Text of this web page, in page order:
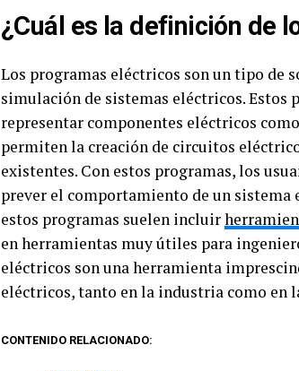
¿Cuál es la definición de
Los programas eléctricos son un tipo de
simulación de sistemas eléctricos.
representar componentes eléctricos
permiten la creación de circuitos
existentes. Con estos programas, los
prever el comportamiento de un sistema
estos programas suelen incluir
en herramientas muy útiles para
eléctricos son una herramienta
eléctricos, tanto en la industria como en
CONTENIDO RELACIONADO: